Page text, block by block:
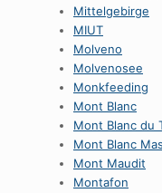
Mittelgebirge
MIUT
Molveno
Molvenosee
Monkfeeding
Mont Blanc
Mont Blanc du
Mont Blanc
Mont Maudit
Montafon